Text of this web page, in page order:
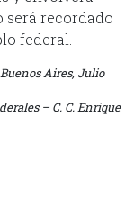
será recordado
federal.
Aires, Julio
– C. C. Enrique